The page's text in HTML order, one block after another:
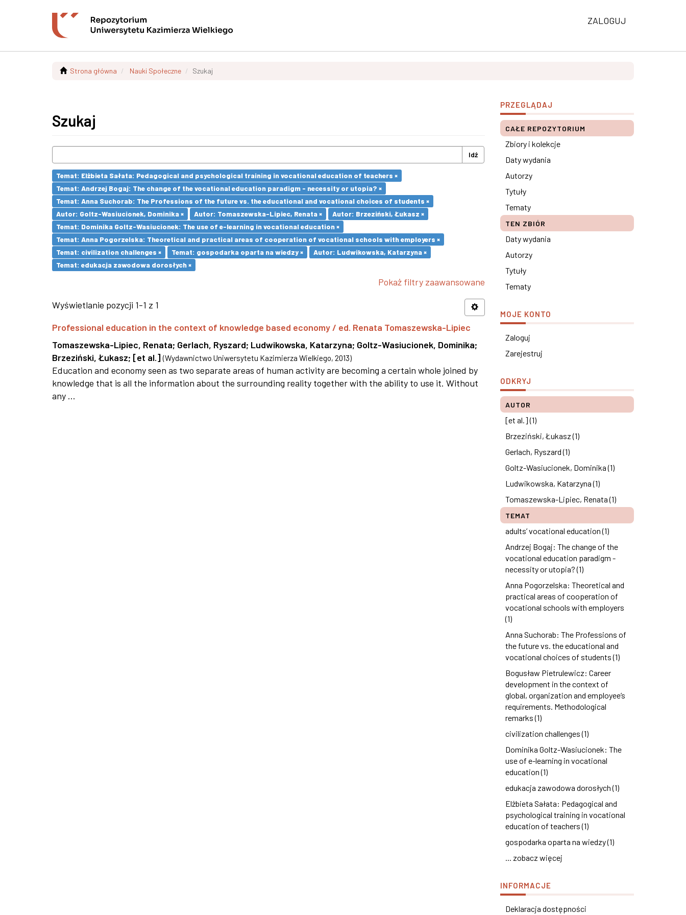
ZALOGUJ
Strona główna Nauki Społeczne Szukaj
Szukaj
Idź
Temat: Elżbieta Sałata: Pedagogical and psychological training in vocational education of teachers ×
Temat: Andrzej Bogaj: The change of the vocational education paradigm - necessity or utopia? ×
Temat: Anna Suchorab: The Professions of the future vs. the educational and vocational choices of students ×
Autor: Goltz-Wasiucionek, Dominika ×
Autor: Tomaszewska-Lipiec, Renata ×
Autor: Brzeziński, Łukasz ×
Temat: Dominika Goltz-Wasiucionek: The use of e-learning in vocational education ×
Temat: Anna Pogorzelska: Theoretical and practical areas of cooperation of vocational schools with employers ×
Temat: civilization challenges ×
Temat: gospodarka oparta na wiedzy ×
Autor: Ludwikowska, Katarzyna ×
Temat: edukacja zawodowa dorosłych ×
Pokaż filtry zaawansowane
Wyświetlanie pozycji 1-1 z 1
Professional education in the context of knowledge based economy / ed. Renata Tomaszewska-Lipiec
Tomaszewska-Lipiec, Renata; Gerlach, Ryszard; Ludwikowska, Katarzyna; Goltz-Wasiucionek, Dominika;
Brzeziński, Łukasz; [et al.] (Wydawnictwo Uniwersytetu Kazimierza Wielkiego, 2013)
Education and economy seen as two separate areas of human activity are becoming a certain whole joined by
knowledge that is all the information about the surrounding reality together with the ability to use it. Without
any ...
PRZEGLĄDAJ
CAŁE REPOZYTORIUM
Zbiory i kolekcje
Daty wydania
Autorzy
Tytuły
Tematy
TEN ZBIÓR
Daty wydania
Autorzy
Tytuły
Tematy
MOJE KONTO
Zaloguj
Zarejestruj
ODKRYJ
AUTOR
[et al.] (1)
Brzeziński, Łukasz (1)
Gerlach, Ryszard (1)
Goltz-Wasiucionek, Dominika (1)
Ludwikowska, Katarzyna (1)
Tomaszewska-Lipiec, Renata (1)
TEMAT
adults’ vocational education (1)
Andrzej Bogaj: The change of the
vocational education paradigm -
necessity or utopia? (1)
Anna Pogorzelska: Theoretical and
practical areas of cooperation of
vocational schools with employers
(1)
Anna Suchorab: The Professions of
the future vs. the educational and
vocational choices of students (1)
Bogusław Pietrulewicz: Career
development in the context of
global, organization and employee’s
requirements. Methodological
remarks (1)
civilization challenges (1)
Dominika Goltz-Wasiucionek: The
use of e-learning in vocational
education (1)
edukacja zawodowa dorosłych (1)
Elżbieta Sałata: Pedagogical and
psychological training in vocational
education of teachers (1)
gospodarka oparta na wiedzy (1)
... zobacz więcej
INFORMACJE
Deklaracja dostępności